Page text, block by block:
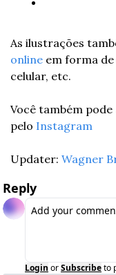
As ilustrações
online em forma
celular, etc.
Você também
pelo Instagram
Updater: Wagner
Reply
Login orSubscribeto